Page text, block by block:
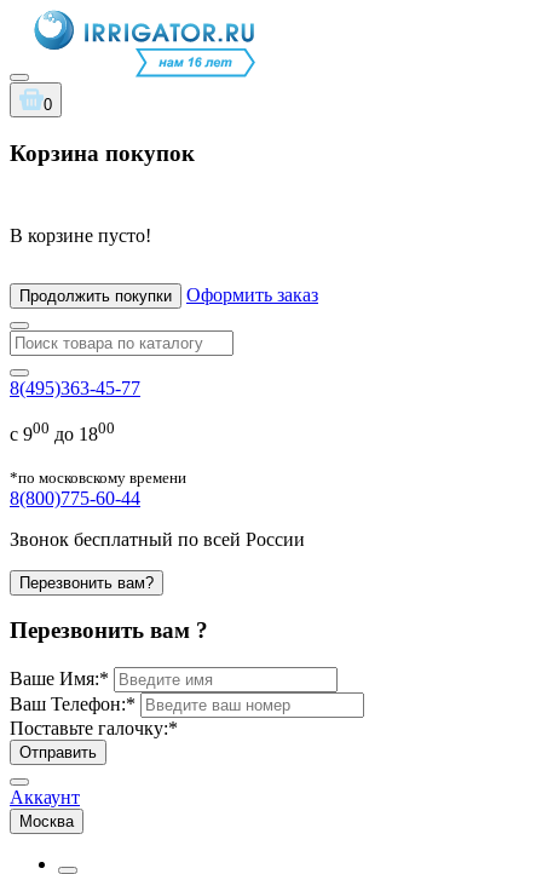
0
Корзина покупок
В корзине пусто!
Продолжить покупки Оформить заказ
8(495)363-45-77
с 900 до 1800
*по московскому времени
8(800)775-60-44
Звонок бесплатный по всей России
Перезвонить вам?
Перезвонить вам ?
Ваше Имя:*
Ваш Телефон:*
Поставьте галочку:*
Отправить
Аккаунт
Москва